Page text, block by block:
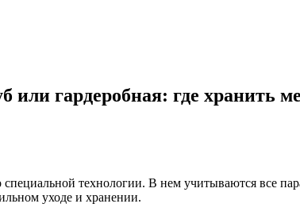
или гардеробная: где хранить
технологии. В нем учитываются все
уходе и хранении.